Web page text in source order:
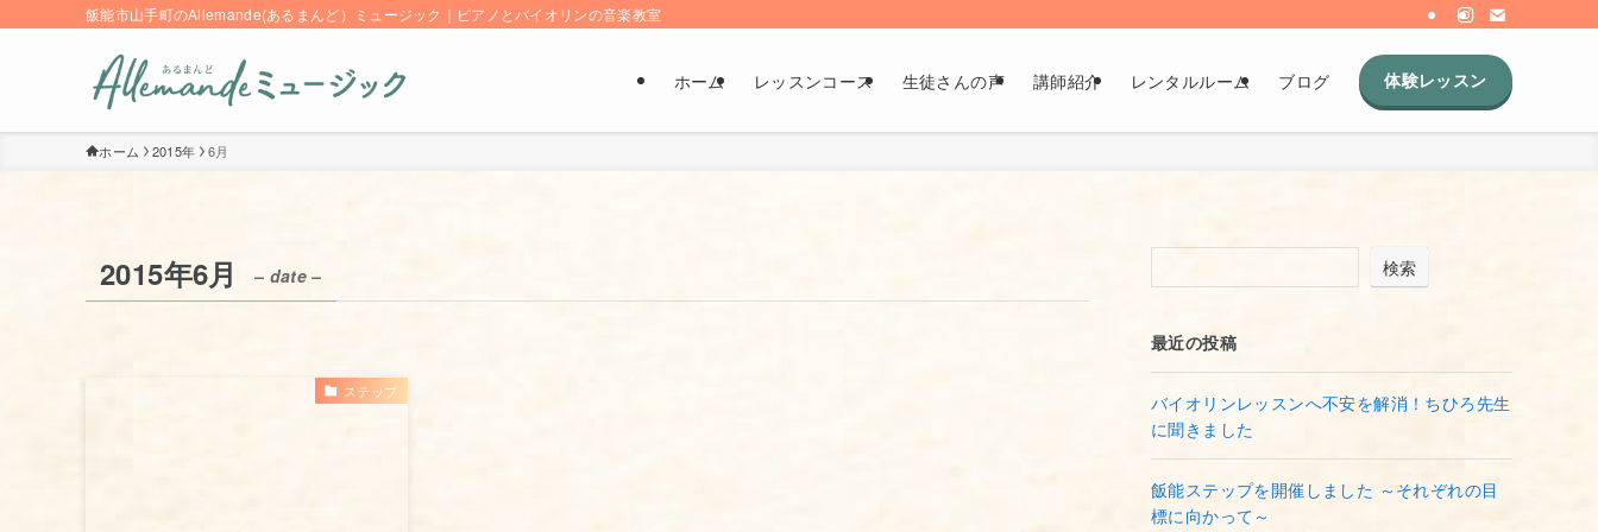
飯能市山手町のAllemande(あるまんど）ミュージック｜ピアノとバイオリンの音楽教室
ホーム レッスンコース 生徒さんの声 講師紹介 レンタルルーム ブログ 体験レッスン
ホーム 2015年 6月
2015年6月 – date –
ステップ
検索
最近の投稿
バイオリンレッスンへ不安を解消！ちひろ先生
に聞きました
飯能ステップを開催しました ～それぞれの目
標に向かって～